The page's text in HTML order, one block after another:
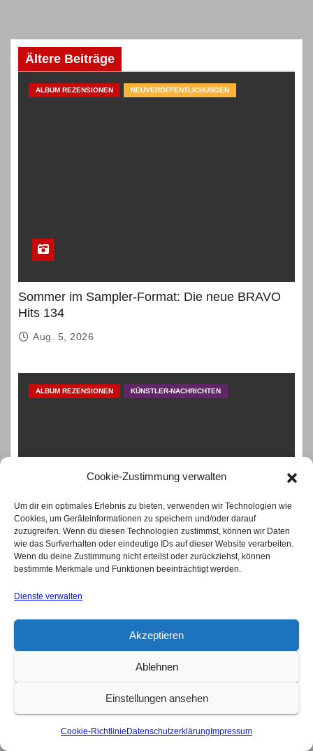
Cookie-Zustimmung verwalten
Um dir ein optimales Erlebnis zu bieten, verwenden wir Technologien wie
Cookies, um Geräteinformationen zu speichern und/oder darauf
zuzugreifen. Wenn du diesen Technologien zustimmst, können wir Daten
wie das Surfverhalten oder eindeutige IDs auf dieser Website verarbeiten.
Wenn du deine Zustimmung nicht erteilst oder zurückziehst, können
bestimmte Merkmale und Funktionen beeinträchtigt werden.
Dienste verwalten
Akzeptieren
Ablehnen
Einstellungen ansehen
Cookie-Richtlinie Datenschutzerklärung Impressum
Ältere Beiträge
ALBUM REZENSIONEN NEUVERÖFFENTLICHUNGEN
Sommer im Sampler-Format: Die neue BRAVO
Hits 134
Aug. 5, 2026
ALBUM REZENSIONEN KÜNSTLER-NACHRICHTEN
Rolling Stones: Mit über 80 geht die Reise weiter
Juli 12, 2026